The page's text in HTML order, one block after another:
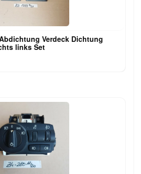
Verdeck Dichtung
links Set